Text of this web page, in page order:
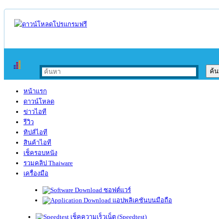
หน้าแรก
ดาวน์โหลด
ข่าวไอที
รีวิว
ทิปส์ไอที
สินค้าไอที
เช็ครอบหนัง
รวมคลิป Thaiware
เครื่องมือ
ซอฟต์แวร์
แอปพลิเคชันบนมือถือ
เช็คความเร็วเน็ต (Speedtest)